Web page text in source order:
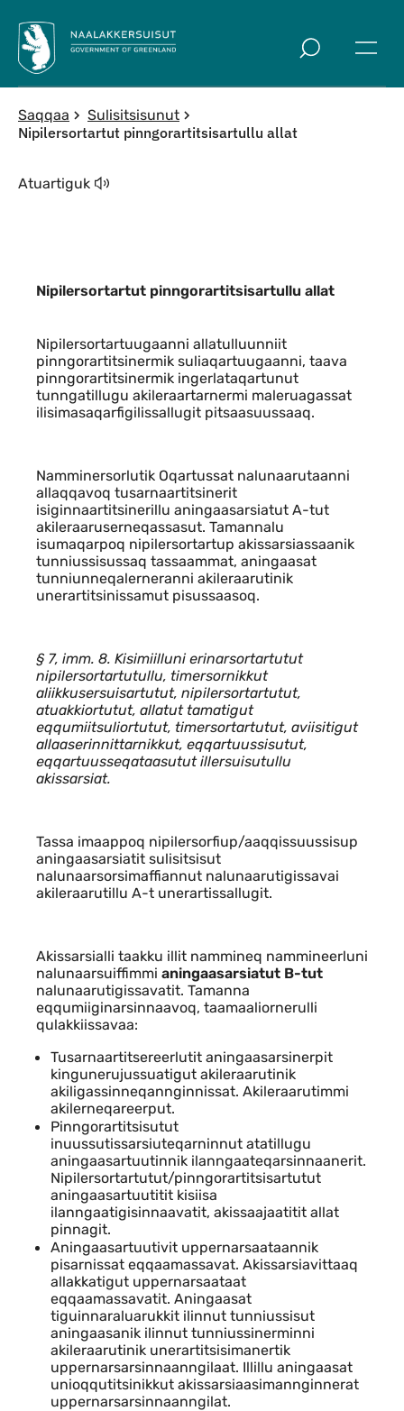
Saqqaa Sulisitsisunut
Nipilersortartut pinngorartitsisartullu allat
Atuartiguk
Nipilersortartut pinngorartitsisartullu allat
Indhold
Nipilersortartuugaanni allatulluunniit
pinngorartitsinermik suliaqartuugaanni, taava
pinngorartitsinermik ingerlataqartunut
tunngatillugu akileraartarnermi maleruagassat
ilisimasaqarfigilissallugit pitsaasuussaaq.
Namminersorlutik Oqartussat nalunaarutaanni
allaqqavoq tusarnaartitsinerit
isiginnaartitsinerillu aningaasarsiatut A-tut
akileraaruserneqassasut. Tamannalu
isumaqarpoq nipilersortartup akissarsiassaanik
tunniussisussaq tassaammat, aningaasat
tunniunneqalerneranni akileraarutinik
unerartitsinissamut pisussaasoq.
§ 7, imm. 8. Kisimiilluni erinarsortartutut
nipilersortartutullu, timersornikkut
aliikkusersuisartutut, nipilersortartutut,
atuakkiortutut, allatut tamatigut
eqqumiitsuliortutut, timersortartutut, aviisitigut
allaaserinnittarnikkut, eqqartuussisutut,
eqqartuusseqataasutut illersuisutullu
akissarsiat.
Tassa imaappoq nipilersorfiup/aaqqissuussisup
aningaasarsiatit sulisitsisut
nalunaarsorsimaffiannut nalunaarutigissavai
akileraarutillu A-t unerartissallugit.
Akissarsialli taakku illit nammineq nammineerluni
nalunaarsuiffimmi aningaasarsiatut B-tut
nalunaarutigissavatit. Tamanna
eqqumiiginarsinnaavoq, taamaaliornerulli
qulakkiissavaa:
Tusarnaartitsereerlutit aningaasarsinerpit
kingunerujussuatigut akileraarutinik
akiligassinneqannginnissat. Akileraarutimmi
akilerneqareerput.
Pinngorartitsisutut
inuussutissarsiuteqarninnut atatillugu
aningaasartuutinnik ilanngaateqarsinnaanerit.
Nipilersortartutut/pinngorartitsisartutut
aningaasartuutitit kisiisa
ilanngaatigisinnaavatit, akissaajaatitit allat
pinnagit.
Aningaasartuutivit uppernarsaataannik
pisarnissat eqqaamassavat. Akissarsiavittaaq
allakkatigut uppernarsaataat
eqqaamassavatit. Aningaasat
tiguinnaraluarukkit ilinnut tunniussisut
aningaasanik ilinnut tunniussinerminni
akileraarutinik unerartitsisimanertik
uppernarsarsinnaanngilaat. Illillu aningaasat
unioqqutitsinikkut akissarsiaasimannginnerat
uppernarsarsinnaanngilat.